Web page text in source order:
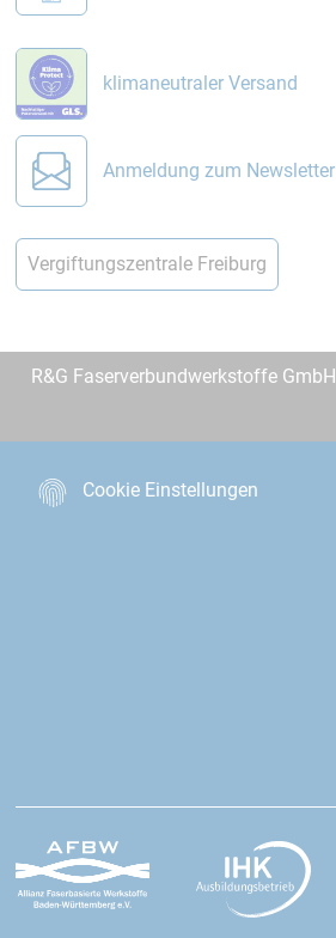
klimaneutraler Versand
Anmeldung zum Newsletter
Vergiftungszentrale Freiburg
R&G Faserverbundwerkstoffe GmbH
Cookie Einstellungen